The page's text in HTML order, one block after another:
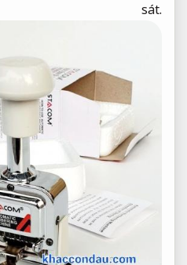
sát.